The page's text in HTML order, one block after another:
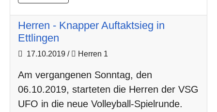
Herren - Knapper Auftaktsieg in
Ettlingen
17.10.2019 / Herren 1
Am vergangenen Sonntag, den
06.10.2019, starteten die Herren der VSG
UFO in die neue Volleyball-Spielrunde.